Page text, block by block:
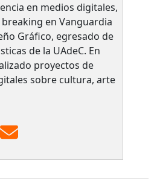
en medios digitales,
en Vanguardia
Gráfico, egresado de
de la UAdeC. En
proyectos de
sobre cultura, arte